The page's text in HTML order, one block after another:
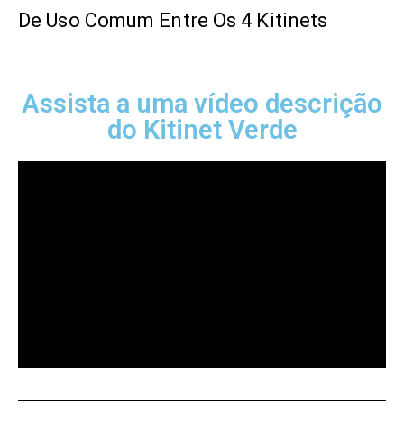
De Uso Comum Entre Os 4 Kitinets
Assista a uma vídeo descrição
do Kitinet Verde